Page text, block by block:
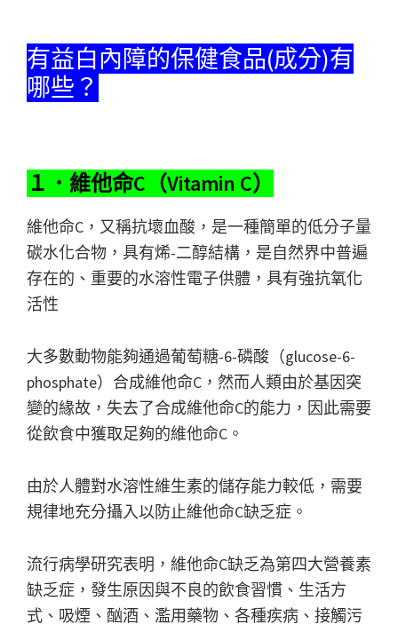
有益白內障的保健食品(成分)有
哪些？
１．維他命C（Vitamin C）
維他命C，又稱抗壞血酸，是一種簡單的低分子量
碳水化合物，具有烯-二醇結構，是自然界中普遍
存在的、重要的水溶性電子供體，具有強抗氧化
活性
大多數動物能夠通過葡萄糖-6-磷酸（glucose-6-
phosphate）合成維他命C，然而人類由於基因突
變的緣故，失去了合成維他命C的能力，因此需要
從飲食中獲取足夠的維他命C。
由於人體對水溶性維生素的儲存能力較低，需要
規律地充分攝入以防止維他命C缺乏症。
流行病學研究表明，維他命C缺乏為第四大營養素
缺乏症，發生原因與不良的飲食習慣、生活方
式、吸煙、酗酒、濫用藥物、各種疾病、接觸污